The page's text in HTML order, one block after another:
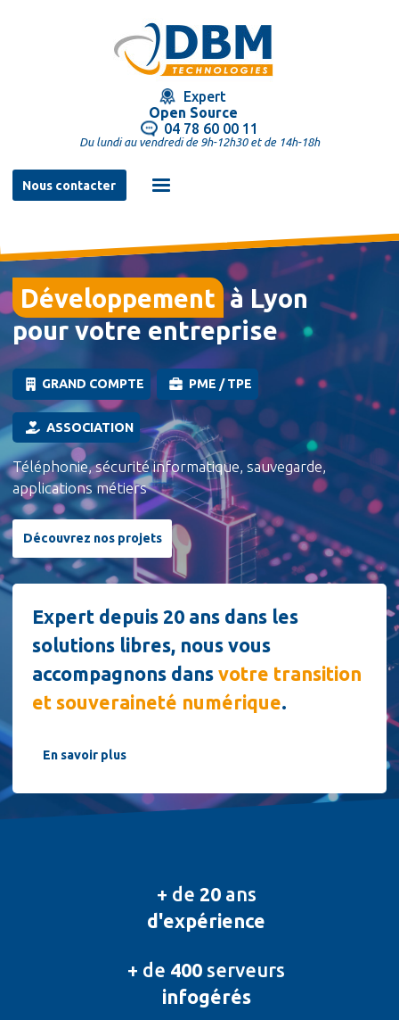
Expert
Open Source
04 78 60 00 11
Du lundi au vendredi de 9h-12h30 et de 14h-18h
Nous contacter
Navigation
à Lyon
pour votre entreprise
GRAND COMPTE PME / TPE
ASSOCIATION
Téléphonie, sécurité informatique, sauvegarde,
applications métiers
Découvrez nos projets
Expert depuis 20 ans dans les
solutions libres, nous vous
accompagnons dansvotre transition
et souveraineté numérique.
En savoir plus
+ de 20ans
d'expérience
+ de 400 serveurs
infogérés